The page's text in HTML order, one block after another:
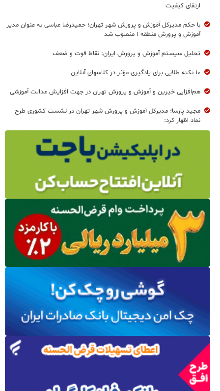
ارتقای کیفیت
با حکم مدیرکل آموزش و پرورش شهر تهران؛ حمیدرضا عباسی به عنوان مدیر
آموزش و پرورش منطقه ۱ منصوب شد
تحلیل سیستم آموزش و پرورش ایران: نقاط قوت و ضعف
۱۰ نکته طلایی برای یادگیری مؤثر در کلاسهای آنلاین
هم‌افزایی خیرین و آموزش و پرورش تهران در جهت افزایش عدالت آموزشی
مجید پارسا؛ مدیرکل آموزش و پرورش شهر تهران در نشست کشوری طرح
نماد اظهار کرد: